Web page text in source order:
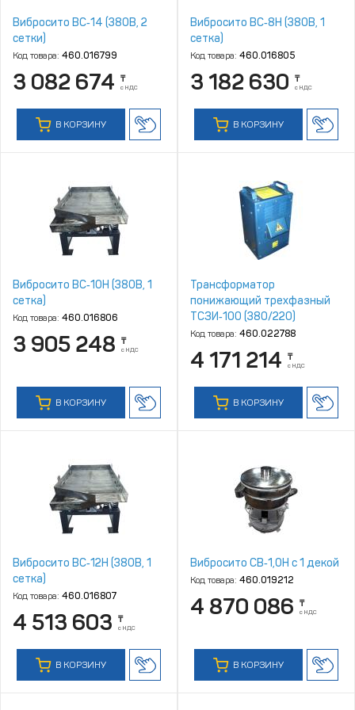
Вибросито ВС‑14 (380В, 2
сетки)
Код товара: 460.016799
3 082 674 ₸
с НДС
В КОРЗИНУ
Вибросито ВС‑8Н (380В, 1
сетка)
Код товара: 460.016805
3 182 630 ₸
с НДС
В КОРЗИНУ
Вибросито ВС‑10Н (380В, 1
сетка)
Код товара: 460.016806
3 905 248 ₸
с НДС
В КОРЗИНУ
Трансформатор
понижающий трехфазный
ТСЗИ‑100 (380/220)
Код товара: 460.022788
4 171 214 ₸
с НДС
В КОРЗИНУ
Вибросито ВС‑12Н (380В, 1
сетка)
Код товара: 460.016807
4 513 603 ₸
с НДС
В КОРЗИНУ
Вибросито СВ‑1,0Н с 1 декой
Код товара: 460.019212
4 870 086 ₸
с НДС
В КОРЗИНУ